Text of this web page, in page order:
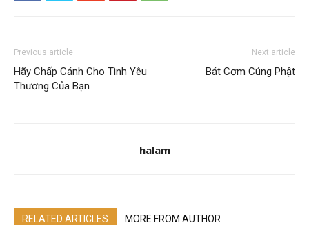
Previous article
Hãy Chấp Cánh Cho Tình Yêu
Thương Của Bạn
Next article
Bát Cơm Cúng Phật
halam
RELATED ARTICLES MORE FROM AUTHOR